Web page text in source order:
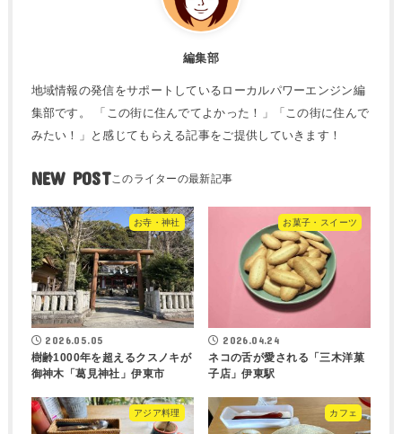
編集部
地域情報の発信をサポートしているローカルパワーエンジン編
集部です。 「この街に住んでてよかった！」「この街に住んで
みたい！」と感じてもらえる記事をご提供していきます！
NEW POST
お寺・神社
2026.05.05
樹齢1000年を超えるクスノキが
御神木「葛見神社」伊東市
お菓子・スイーツ
2026.04.24
ネコの舌が愛される「三木洋菓
子店」伊東駅
アジア料理 カフェ